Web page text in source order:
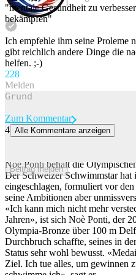
"mentale Gesundheit zu
bekämpfen"
Ich empfehle ihm seine Proleme
gibt reichlich andere Dinge die
helfen. ;-)
228
Melden
Beitrag melden
Zum Kommentar
4 Alle Kommentare anzeigen
Noè Ponti behält die
Der Schweizer Schwimmstar hat
eingeschlagen, formuliert vor
seine Ambitionen aber
«Ich kann mich nicht mehr
Jahren», ist sich Noè Ponti, der
Olympia-Bronze über 100 m
Durchbruch schaffte, seines in
Status sehr wohl bewusst.
Ziel. Ich tue alles, um gewinnen